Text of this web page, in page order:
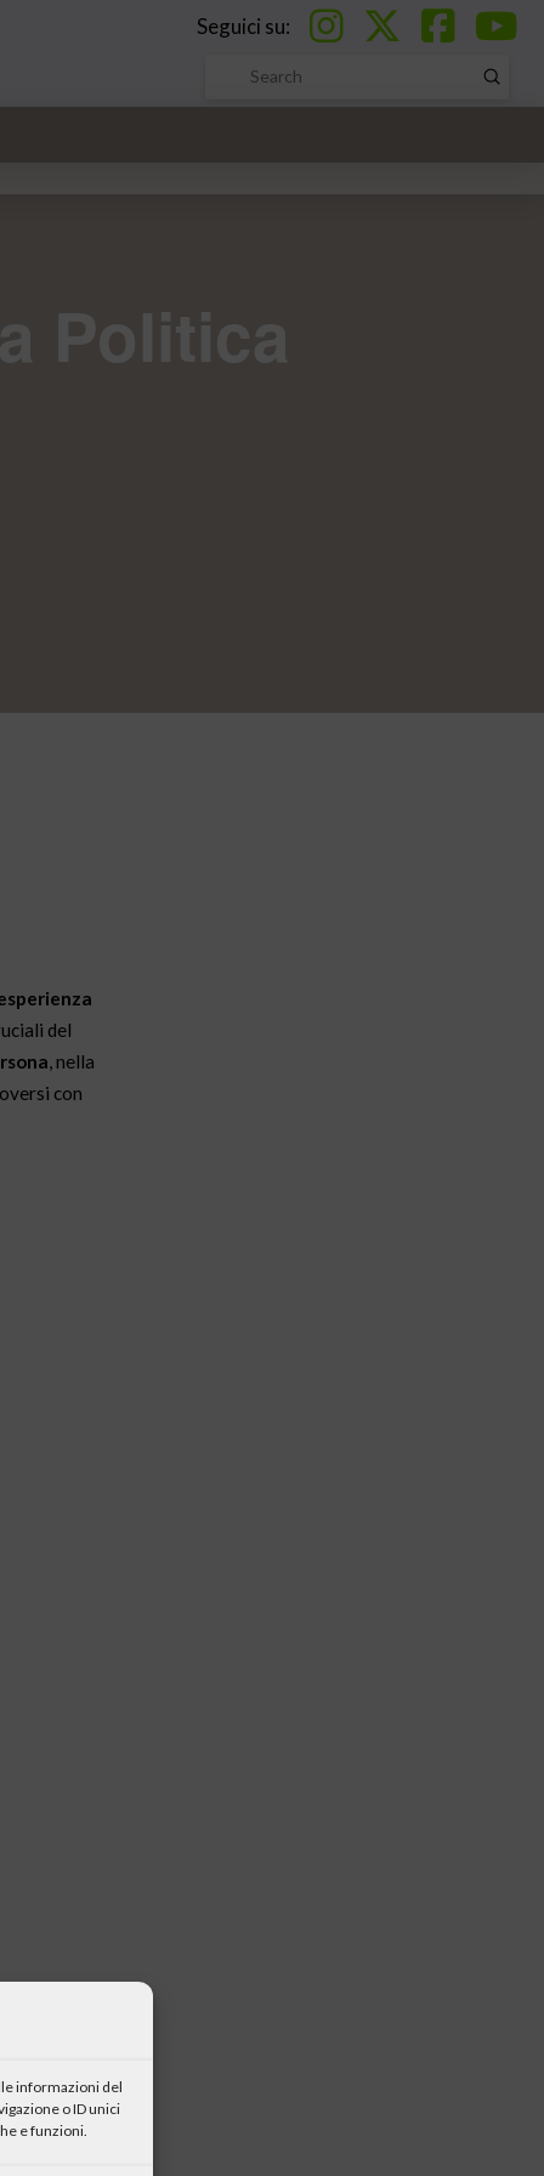
informazioni del
o ID unici
e funzioni.
Seguici su:
Search
Submit
del
, nella
con